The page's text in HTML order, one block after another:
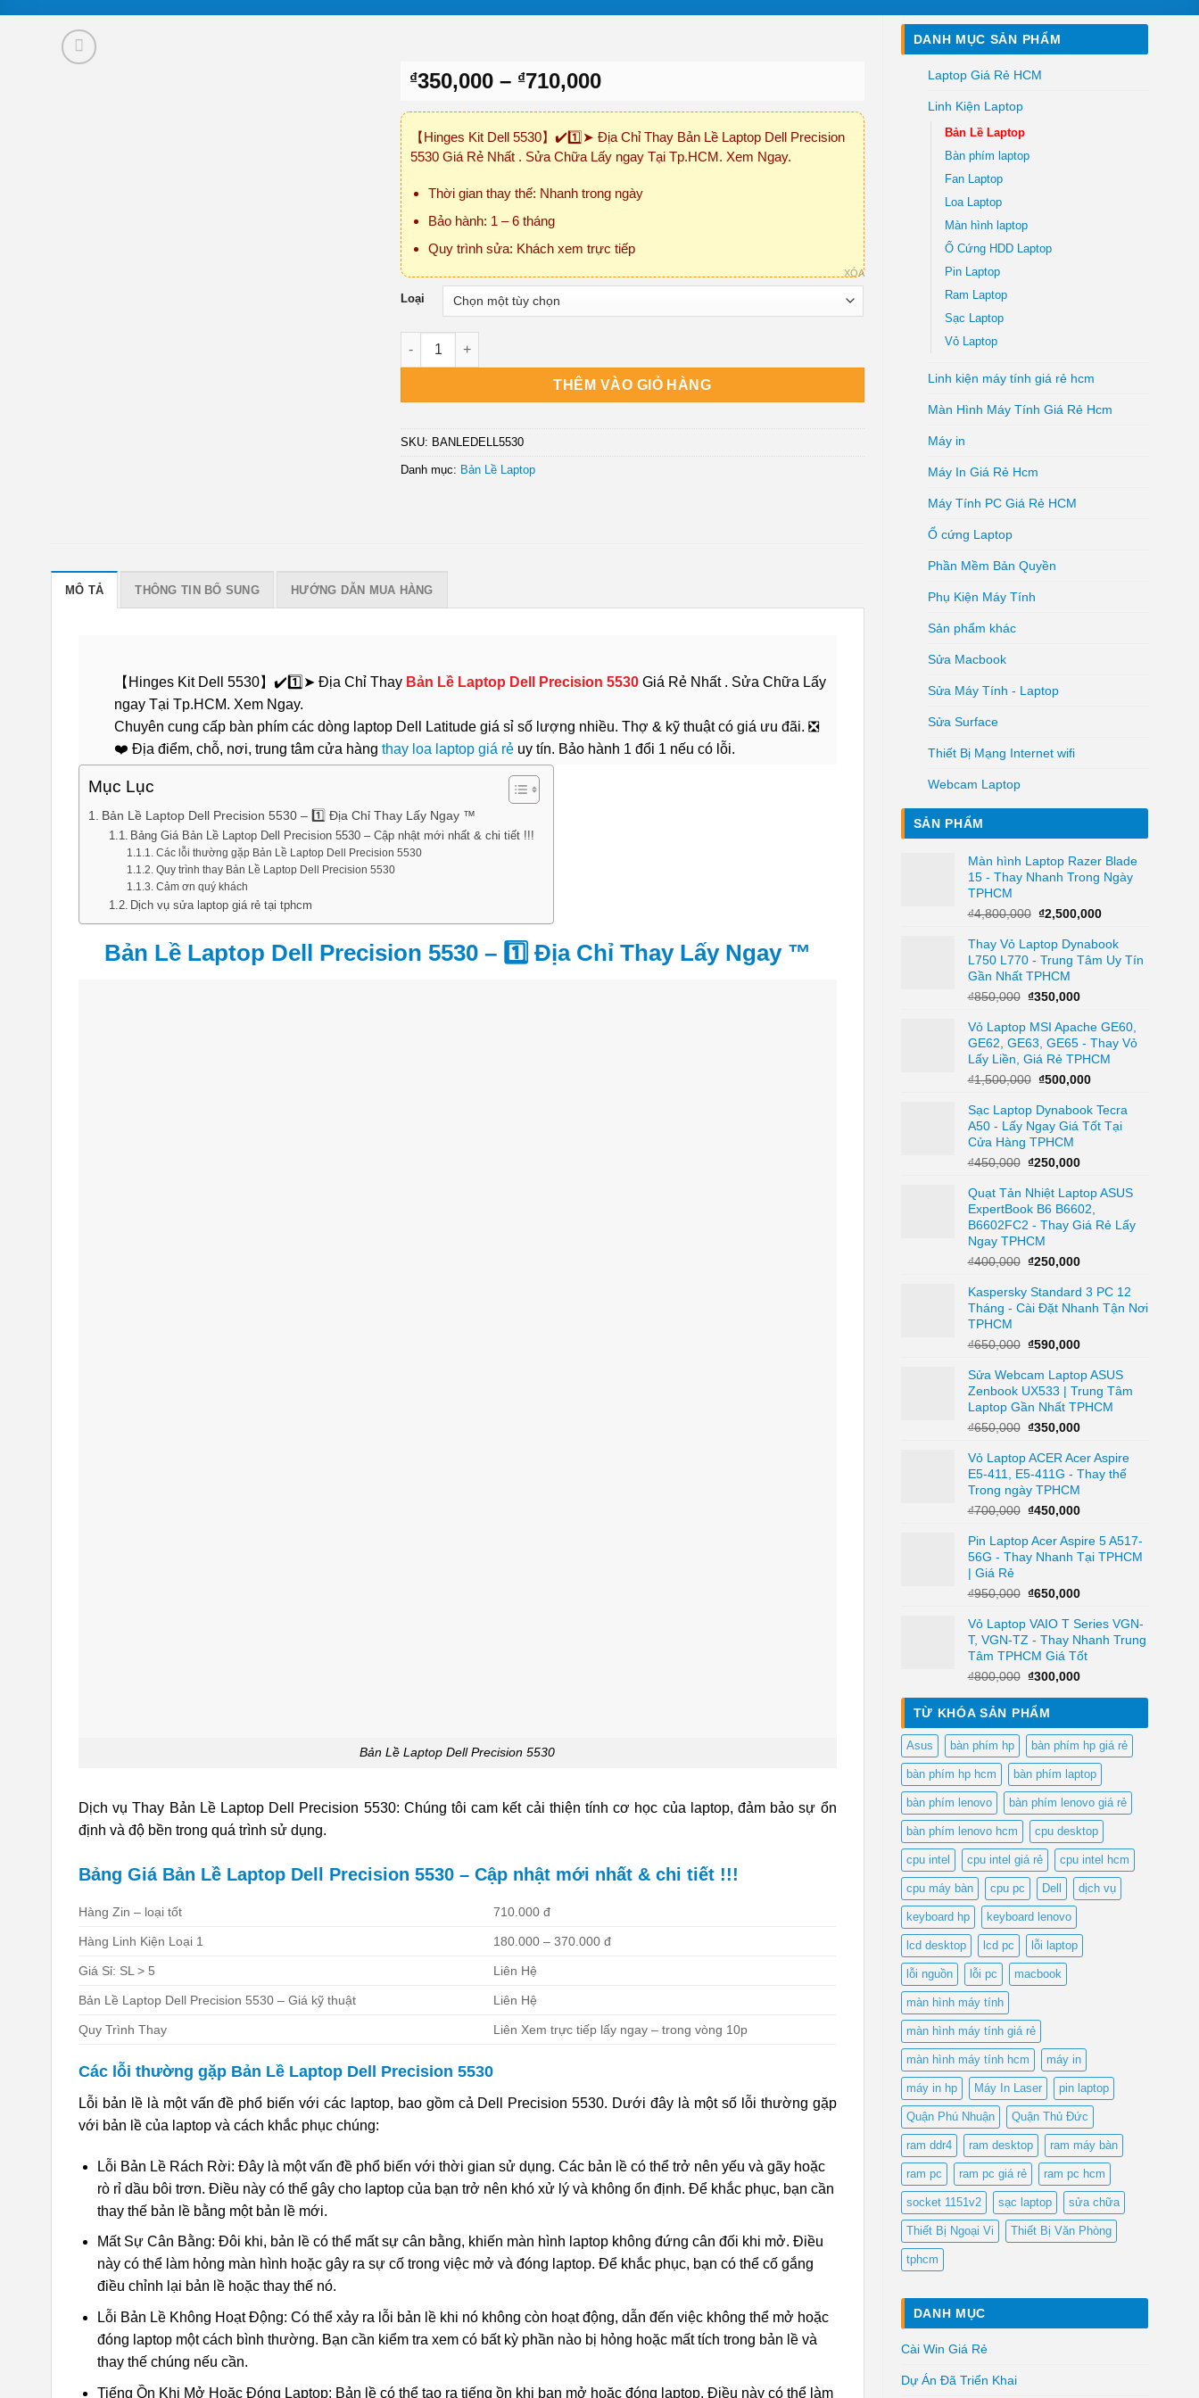
DANH MỤC SẢN PHẨM
Laptop Giá Rẻ HCM
Linh Kiện Laptop
Bản Lề Laptop
Bàn phím laptop
Fan Laptop
Loa Laptop
Màn hình laptop
Ổ Cứng HDD Laptop
Pin Laptop
Ram Laptop
Sạc Laptop
Vỏ Laptop
Linh kiện máy tính giá rẻ hcm
Màn Hình Máy Tính Giá Rẻ Hcm
Máy in
Máy In Giá Rẻ Hcm
Máy Tính PC Giá Rẻ HCM
Ổ cứng Laptop
Phần Mềm Bản Quyền
Phụ Kiện Máy Tính
Sản phẩm khác
Sửa Macbook
Sửa Máy Tính - Laptop
Sửa Surface
Thiết Bị Mạng Internet wifi
Webcam Laptop
SẢN PHẨM
Màn hình Laptop Razer Blade
15 - Thay Nhanh Trong Ngày
TPHCM
₫4,800,000 Giá
là:
₫4,800,000.
₫2,500,000Giá
tại
là:
Thay Vỏ Laptop Dynabook
L750 L770 - Trung Tâm Uy Tín
Gần Nhất TPHCM
₫850,000 Giá
là:
₫850,000.
₫350,000Giá
tại
là:
₫350,000.
Vỏ Laptop MSI Apache GE60,
GE62, GE63, GE65 - Thay Vỏ
Lấy Liền, Giá Rẻ TPHCM
₫1,500,000 Giá
là:
₫1,500,000.
₫500,000Giá
tại
là:
Sạc Laptop Dynabook Tecra
A50 - Lấy Ngay Giá Tốt Tại
Cửa Hàng TPHCM
₫450,000 Giá
là:
₫450,000.
₫250,000Giá
tại
là:
₫250,000.
Quạt Tản Nhiệt Laptop ASUS
ExpertBook B6 B6602,
B6602FC2 - Thay Giá Rẻ Lấy
Ngay TPHCM
₫400,000 Giá
là:
₫400,000.
₫250,000Giá
tại
là:
Kaspersky Standard 3 PC 12
Tháng - Cài Đặt Nhanh Tận Nơi
TPHCM
₫650,000 Giá
là:
₫650,000.
₫590,000Giá
tại
là:
₫590,000.
Sửa Webcam Laptop ASUS
Zenbook UX533 | Trung Tâm
Laptop Gần Nhất TPHCM
₫650,000 Giá
là:
₫650,000.
₫350,000Giá
tại
là:
Vỏ Laptop ACER Acer Aspire
E5-411, E5-411G - Thay thế
Trong ngày TPHCM
₫700,000 Giá
là:
₫700,000.
₫450,000Giá
tại
là:
Pin Laptop Acer Aspire 5 A517-
56G - Thay Nhanh Tại TPHCM
| Giá Rẻ
₫950,000 Giá
là:
₫950,000.
₫650,000Giá
tại
là:
₫650,000.
Vỏ Laptop VAIO T Series VGN-
T, VGN-TZ - Thay Nhanh Trung
Tâm TPHCM Giá Tốt
₫800,000 Giá
là:
₫300,000Giá
₫300,000.
TỪ KHÓA SẢN PHẨM
Asus bàn phím hp bàn phím hp giá rẻ
bàn phím hp hcm bàn phím laptop
bàn phím lenovo bàn phím lenovo giá rẻ
bàn phím lenovo hcm cpu desktop
cpu intel cpu intel giá rẻ cpu intel hcm
cpu máy bàn cpu pc Dell dịch vụ
keyboard hp keyboard lenovo
lcd desktop lcd pc lỗi laptop
lỗi nguồn lỗi pc macbook
màn hình máy tính
màn hình máy tính giá rẻ
màn hình máy tính hcm máy in
máy in hp Máy In Laser pin laptop
Quận Phú Nhuận Quận Thủ Đức
ram ddr4 ram desktop ram máy bàn
ram pc ram pc giá rẻ ram pc hcm
socket 1151v2 sạc laptop sửa chữa
Thiết Bị Ngoại Vi Thiết Bị Văn Phòng
tphcm
DANH MỤC
Cài Win Giá Rẻ
Dự Án Đã Triển Khai
₫350,000 – ₫710,000Khoảng
₫350,000
đến
₫710,000
【Hinges Kit Dell 5530】✔️1️⃣➤ Địa Chỉ Thay Bản Lề Laptop Dell Precision
5530 Giá Rẻ Nhất . Sửa Chữa Lấy ngay Tại Tp.HCM. Xem Ngay.
Thời gian thay thế: Nhanh trong ngày
Bảo hành: 1 – 6 tháng
Quy trình sửa: Khách xem trực tiếp
Loại
XÓA
Bản Lề Laptop Dell Precision 5530 số lượng
THÊM VÀO GIỎ HÀNG
SKU: BANLEDELL5530
Danh mục: Bản Lề Laptop
MÔ TẢ THÔNG TIN BỔ SUNG HƯỚNG DẪN MUA HÀNG
【Hinges Kit Dell 5530】✔️1️⃣➤ Địa Chỉ Thay Bản Lề Laptop Dell Precision 5530 Giá Rẻ Nhất . Sửa Chữa Lấy
ngay Tại Tp.HCM. Xem Ngay.
Chuyên cung cấp bàn phím các dòng laptop Dell Latitude giá sỉ số lượng nhiều. Thợ & kỹ thuật có giá ưu đãi. ❎
❤️ Địa điểm, chỗ, nơi, trung tâm cửa hàng thay loa laptop giá rẻ uy tín. Bảo hành 1 đổi 1 nếu có lỗi.
Mục Lục
Bản Lề Laptop Dell Precision 5530 – 1️⃣ Địa Chỉ Thay Lấy Ngay ™
Bảng Giá Bản Lề Laptop Dell Precision 5530 – Cập nhật mới nhất & chi tiết !!!
Các lỗi thường gặp Bản Lề Laptop Dell Precision 5530
Quy trình thay Bản Lề Laptop Dell Precision 5530
Cảm ơn quý khách
Dịch vụ sửa laptop giá rẻ tại tphcm
Bản Lề Laptop Dell Precision 5530 – 1️⃣ Địa Chỉ Thay Lấy Ngay ™
Bản Lề Laptop Dell Precision 5530
Dịch vụ Thay Bản Lề Laptop Dell Precision 5530: Chúng tôi cam kết cải thiện tính cơ học của laptop, đảm bảo sự ổn
định và độ bền trong quá trình sử dụng.
Bảng Giá Bản Lề Laptop Dell Precision 5530 – Cập nhật mới nhất & chi tiết !!!
Hàng Zin – loại tốt 710.000 đ
Hàng Linh Kiện Loại 1 180.000 – 370.000 đ
Giá Sỉ: SL > 5 Liên Hệ
Bản Lề Laptop Dell Precision 5530 – Giá kỹ thuật Liên Hệ
Quy Trình Thay Liên Xem trực tiếp lấy ngay – trong vòng 10p
Các lỗi thường gặp Bản Lề Laptop Dell Precision 5530
Lỗi bản lề là một vấn đề phổ biến với các laptop, bao gồm cả Dell Precision 5530. Dưới đây là một số lỗi thường gặp
với bản lề của laptop và cách khắc phục chúng:
Lỗi Bản Lề Rách Rời: Đây là một vấn đề phổ biến với thời gian sử dụng. Các bản lề có thể trở nên yếu và gãy hoặc
rò rỉ dầu bôi trơn. Điều này có thể gây cho laptop của bạn trở nên khó xử lý và không ổn định. Để khắc phục, bạn cần
thay thế bản lề bằng một bản lề mới.
Mất Sự Cân Bằng: Đôi khi, bản lề có thể mất sự cân bằng, khiến màn hình laptop không đứng cân đối khi mở. Điều
này có thể làm hỏng màn hình hoặc gây ra sự cố trong việc mở và đóng laptop. Để khắc phục, bạn có thể cố gắng
điều chỉnh lại bản lề hoặc thay thế nó.
Lỗi Bản Lề Không Hoạt Động: Có thể xảy ra lỗi bản lề khi nó không còn hoạt động, dẫn đến việc không thể mở hoặc
đóng laptop một cách bình thường. Bạn cần kiểm tra xem có bất kỳ phần nào bị hỏng hoặc mất tích trong bản lề và
thay thế chúng nếu cần.
Tiếng Ồn Khi Mở Hoặc Đóng Laptop: Bản lề có thể tạo ra tiếng ồn khi bạn mở hoặc đóng laptop. Điều này có thể làm